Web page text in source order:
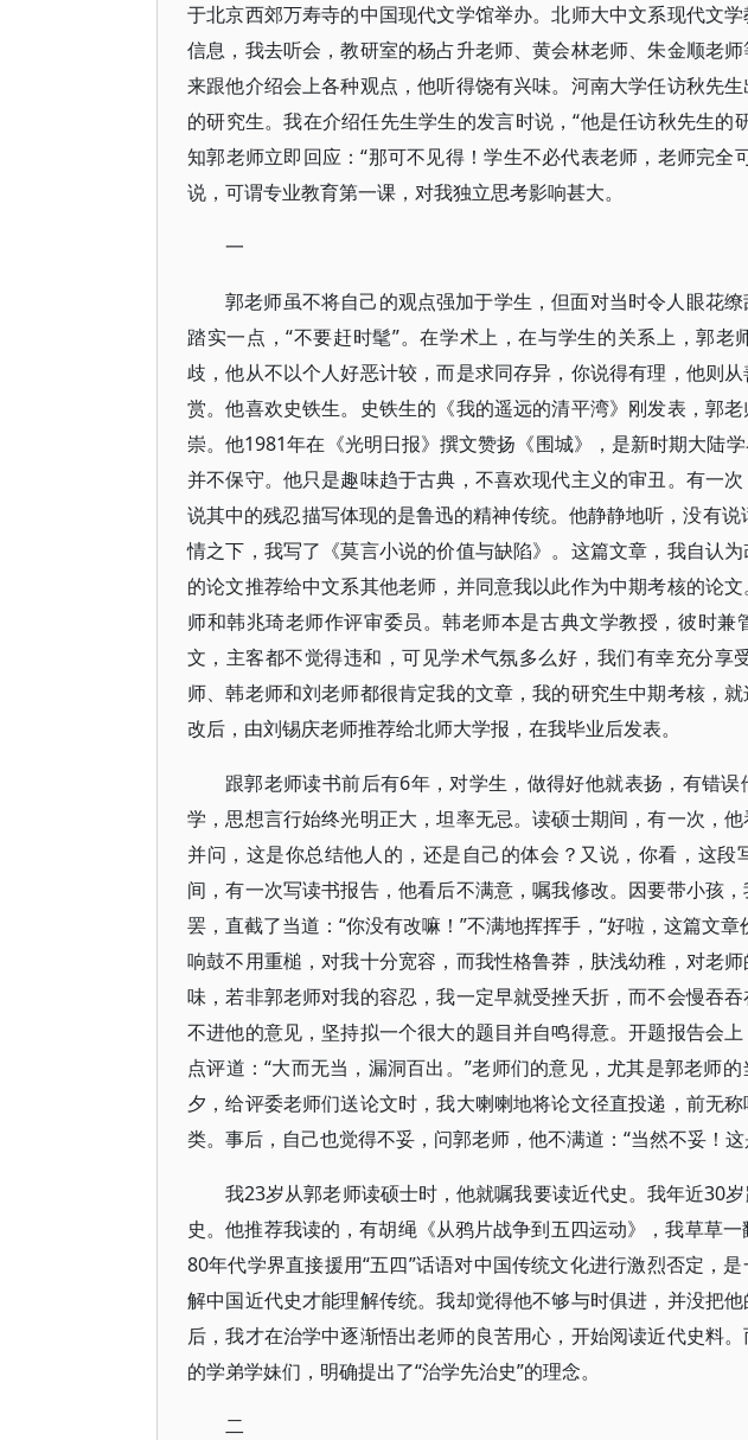
于北京西郊万寿寺的中国现代文学馆举办。北师大中文系现代文
信息，我去听会，教研室的杨占升老师、黄会林老师、朱金顺老
来跟他介绍会上各种观点，他听得饶有兴味。河南大学任访秋先
的研究生。我在介绍任先生学生的发言时说，“他是任访秋先生的
知郭老师立即回应：“那可不见得！学生不必代表老师，老师完全
说，可谓专业教育第一课，对我独立思考影响甚大。
一
郭老师虽不将自己的观点强加于学生，但面对当时令人眼花
踏实一点，“不要赶时髦”。在学术上，在与学生的关系上，郭
歧，他从不以个人好恶计较，而是求同存异，你说得有理，他则
赏。他喜欢史铁生。史铁生的《我的遥远的清平湾》刚发表，郭
崇。他1981年在《光明日报》撰文赞扬《围城》，是新时期大陆
并不保守。他只是趣味趋于古典，不喜欢现代主义的审丑。有一
说其中的残忍描写体现的是鲁迅的精神传统。他静静地听，没有
情之下，我写了《莫言小说的价值与缺陷》。这篇文章，我自认
的论文推荐给中文系其他老师，并同意我以此作为中期考核的论
师和韩兆琦老师作评审委员。韩老师本是古典文学教授，彼时
文，主客都不觉得违和，可见学术气氛多么好，我们有幸充分享
师、韩老师和刘老师都很肯定我的文章，我的研究生中期考核，
改后，由刘锡庆老师推荐给北师大学报，在我毕业后发表。
跟郭老师读书前后有6年，对学生，做得好他就表扬，有错
学，思想言行始终光明正大，坦率无忌。读硕士期间，有一次，
并问，这是你总结他人的，还是自己的体会？又说，你看，这段
间，有一次写读书报告，他看后不满意，嘱我修改。因要带小孩
罢，直截了当道：“你没有改嘛！”不满地挥挥手，“好啦，这篇文
响鼓不用重槌，对我十分宽容，而我性格鲁莽，肤浅幼稚，对老
味，若非郭老师对我的容忍，我一定早就受挫夭折，而不会慢吞
不进他的意见，坚持拟一个很大的题目并自鸣得意。开题报告会
点评道：“大而无当，漏洞百出。”老师们的意见，尤其是郭老师
夕，给评委老师们送论文时，我大喇喇地将论文径直投递，前无
类。事后，自己也觉得不妥，问郭老师，他不满道：“当然不妥！这
我23岁从郭老师读硕士时，他就嘱我要读近代史。我年近30
史。他推荐我读的，有胡绳《从鸦片战争到五四运动》，我草草
80年代学界直接援用“五四”话语对中国传统文化进行激烈否定，
解中国近代史才能理解传统。我却觉得他不够与时俱进，并没把
后，我才在治学中逐渐悟出老师的良苦用心，开始阅读近代史料
的学弟学妹们，明确提出了“治学先治史”的理念。
二